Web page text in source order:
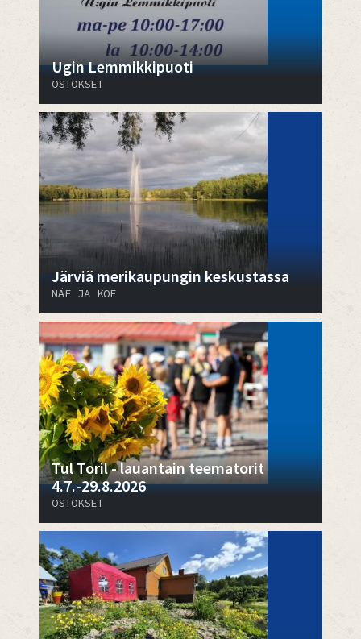
Ugin Lemmikkipuoti
OSTOKSET
Järviä merikaupungin keskustassa
NÄE JA KOE
Tul Toril - lauantain teematorit
4.7.-29.8.2026
OSTOKSET